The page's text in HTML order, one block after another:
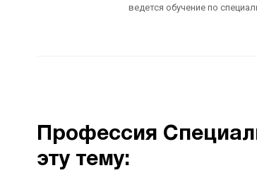
ведется обучение по
Профессия
эту тему: